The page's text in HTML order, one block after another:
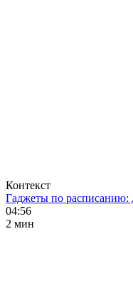
Контекст
Гаджеты по расписанию:
04:56
2 мин